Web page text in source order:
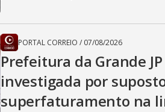
PORTAL CORREIO / 07/08/2026
Prefeitura da Grande JP
investigada por
superfaturamento na